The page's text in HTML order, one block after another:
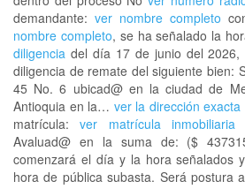
demandante: ver nombre completo
nombre completo, se ha señalado la
diligencia del día 17 de junio del
diligencia de remate del siguiente bien:
45 No. 6 ubicad@ en la ciudad de
Antioquia en la… ver la dirección exacta
matrícula:ver matrícula
Avaluad@ en la suma de: ($
comenzará el día y la hora señalados
hora de pública subasta. Será postura